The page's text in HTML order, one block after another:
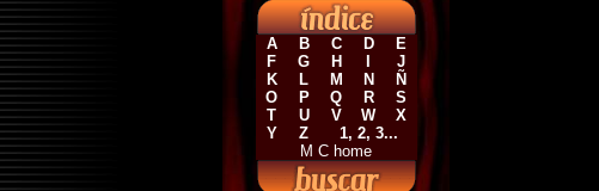
A B C D
E
F
G H
J
K
L M N
Ñ
O
P Q R
S
T
U V W
X
Y
Z
1, 2, 3...
M C home